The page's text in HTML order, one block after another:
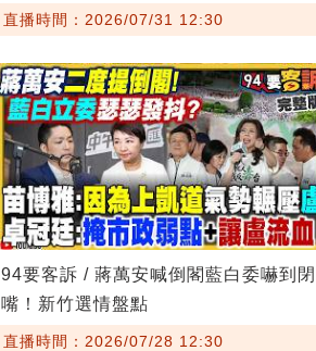
直播時間：2026/07/31 12:30
94要客訴 / 蔣萬安喊倒閣藍白委嚇到閉
嘴！新竹選情盤點
直播時間：2026/07/28 12:30